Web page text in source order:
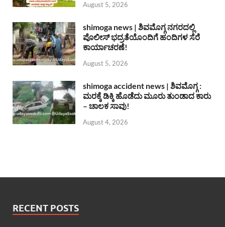
August 5, 2026
shimoga news | ಶಿವಮೊಗ್ಗ ನಗರದಲ್ಲಿ
ಪೊಲೀಸ್ ಭದ್ರತೆಯೊಂದಿಗೆ ಹಂದಿಗಳ ಸೆರೆ
ಕಾರ್ಯಾಚರಣೆ!
August 5, 2026
shimoga accident news | ಶಿವಮೊಗ್ಗ :
ಮರಕ್ಕೆ ಡಿಕ್ಕಿ ಹೊಡೆದು ಮೂರು ತುಂಡಾದ ಕಾರು
– ಚಾಲಕ ಸಾವು!
August 4, 2026
RECENT POSTS